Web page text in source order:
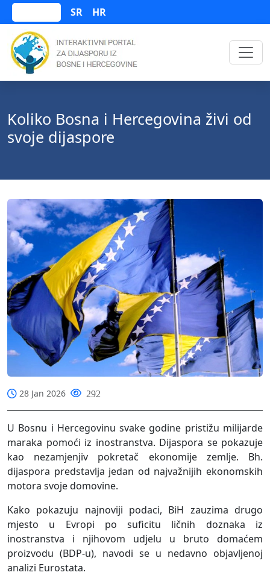
SR HR
Koliko Bosna i Hercegovina živi od
svoje dijaspore
28 Jan 2026 292
U Bosnu i Hercegovinu svake godine pristižu milijarde
maraka pomoći iz inostranstva. Dijaspora se pokazuje
kao nezamjenjiv pokretač ekonomije zemlje. Bh.
dijaspora predstavlja jedan od najvažnijih ekonomskih
motora svoje domovine.
Kako pokazuju najnoviji podaci, BiH zauzima drugo
mjesto u Evropi po suficitu ličnih doznaka iz
inostranstva i njihovom udjelu u bruto domaćem
proizvodu (BDP-u), navodi se u nedavno objavljenoj
analizi Eurostata.